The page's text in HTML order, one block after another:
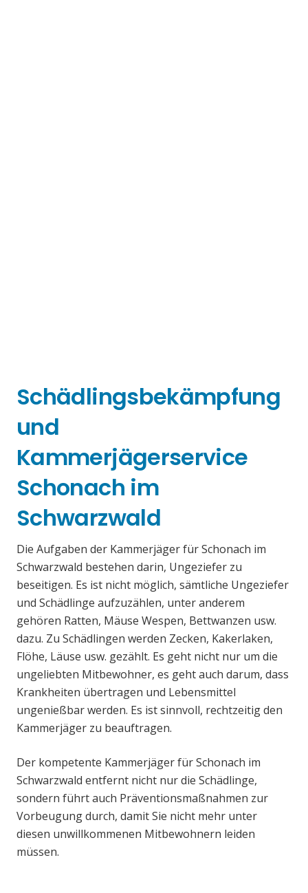
Schädlingsbekämpfung
und
Kammerjägerservice
Schonach im
Schwarzwald
Die Aufgaben der Kammerjäger für Schonach im
Schwarzwald bestehen darin, Ungeziefer zu
beseitigen. Es ist nicht möglich, sämtliche Ungeziefer
und Schädlinge aufzuzählen, unter anderem
gehören Ratten, Mäuse Wespen, Bettwanzen usw.
dazu. Zu Schädlingen werden Zecken, Kakerlaken,
Flöhe, Läuse usw. gezählt. Es geht nicht nur um die
ungeliebten Mitbewohner, es geht auch darum, dass
Krankheiten übertragen und Lebensmittel
ungenießbar werden. Es ist sinnvoll, rechtzeitig den
Kammerjäger zu beauftragen.
Der kompetente Kammerjäger für Schonach im
Schwarzwald entfernt nicht nur die Schädlinge,
sondern führt auch Präventionsmaßnahmen zur
Vorbeugung durch, damit Sie nicht mehr unter
diesen unwillkommenen Mitbewohnern leiden
müssen.